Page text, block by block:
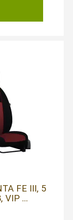
FE III, 5
VIP ...